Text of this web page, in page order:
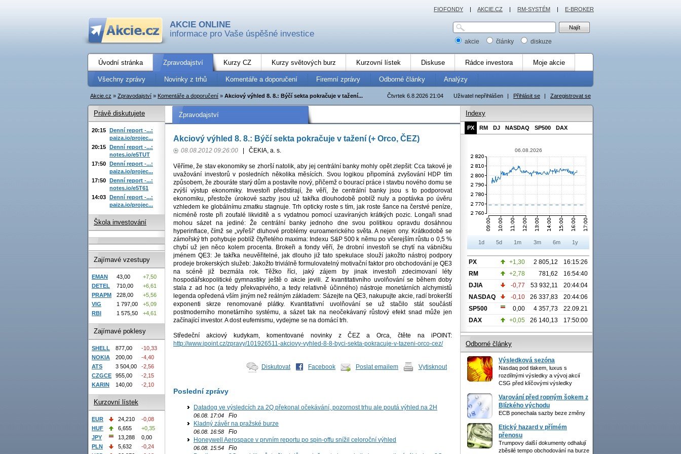
AKCIE ONLINE
informace pro Vaše úspěšné investice
akcie články diskuze
Úvodní stránka Zpravodajství Kurzy CZ Kurzy světových burz Kurzovní lístek Diskuse Rádce investora Moje akcie
Všechny zprávy Novinky z trhů Komentáře a doporučení Firemní zprávy Odborné články Analýzy
Uživatel nepřihlášen | Přihlásit se | Zaregistrovat se
Čtvrtek 6.8.2026 21:04
Akcie.cz » Zpravodajství » Komentáře a doporučení » Akciový výhled 8. 8.: Býčí sekta pokračuje v tažení...
Zpravodajství
Akciový výhled 8. 8.: Býčí sekta pokračuje v tažení (+ Orco, ČEZ)
08.08.2012 09:26:00 ČEKIA, a. s.
Věříme, že stav ekonomiky se zhorší natolik, aby jej centrální banky mohly opět zlepšit: Cca takové je
uvažování investorů v posledních několika měsících. Svou logikou připomíná zvyšování HDP tím
způsobem, že zbouráte starý dům a postavíte nový, přičemž o bourací práce i stavbu nového domu se
zvýší výstup ekonomiky. Investoři předstírají, že věří, že centrální banky jsou s to podporovat
ekonomiku, přestože úrokové sazby jsou už takřka dlouhodobě poblíž nuly a poptávka po úvěru
vzhledem ke globálnímu zmatku stagnuje. Trh opticky roste s tím, jak roste šance na čerstvé peníze,
nicméně roste při zoufalé likviditě a s vydatnou pomocí uzavíraných krátkých pozic. Longaři snad
mohou sázet na jediné: Že centrální banky jednoho dne svou politikou opravdu dosáhnou
hyperinflace, čímž se „vyřeší“ dluhové problémy euroamerického světa. A nejen ony. Krátkodobě se
zámořský trh pohybuje poblíž čtyřletého maxima: Indexu S&P 500 k němu po včerejším růstu o 0,5 %
chybí už jen něco kolem procenta. Brokeři a fondy věří, že drobní investoři se chytí na vábničku
jménem QE3: Je takřka neuvěřitelné, jak dlouho již tato spekulace slouží jakožto nástroj podpory
prodeje brokerských služeb: Jakožto triviálně formulovatelný motivační faktor pro obchodování je QE3
na scéně již bezmála rok. Těžko říci, jaký zájem by jinak investoři zdecimovaní léty
hospodářskopolitické gymnastiky ještě o akcie jevili. Z kvantitativního uvolňování se během doby
stala z ad hoc (a tedy překvapivého, a tedy relativně účinného) nástroje monetárních alchymistů
legenda opředená vším jiným než reálným základem: Sázejte na QE3, nakupujte akcie, radí brokerští
exponenti skrze renomované plátky. Kvantitativní uvolňování se už stačilo stát součástí
postmoderního monetárního systému, a sázet tak na neočekávaný růstový efekt snad může jen
začínající investor. A dost eufemismu, vydejme se na domácí trh.
Středeční akciový kudykam, komentované novinky z ČEZ a Orca, čtěte na iPOINT:
http://www.ipoint.cz/zpravy/101926511-akciovy-vyhled-8-8-byci-sekta-pokracuje-v-tazeni-orco-cez/
Diskutovat Facebook Poslat emailem Vytisknout
Poslední zprávy
Datadog ve výsledcích za 2Q překonal očekávání, pozornost trhu ale poutá výhled na 2H
06.08. 17:04 Fio
Kladný závěr na pražské burze
06.08. 16:58 Fio
Honeywell Aerospace v prvním reportu po spin-offu snížil celoroční výhled
06.08. 15:54 Fio
Právě diskutujete
20:15 Denní report -...:
paiza.io/projec...
20:15 Denní report -...:
notes.io/e5TUT
17:50 Denní report -...:
paiza.io/projec...
17:50 Denní report -...:
notes.io/e5T61
14:03 Denní report -...:
paiza.io/projec...
Škola investování
Zajímavé vzestupy
EMAN 43,00
+7,50
DETEL
710,00
+6,61
PRAPM
228,00
+5,56
VIG
1 797,00
+5,09
RBI
1 575,50 +4,61
Zajímavé poklesy
SHELL 877,00
-10,33
NOKIA
200,00
-4,40
ATS
3 504,00
-2,56
CZGCE
955,00
-2,15
KARIN
140,00 -2,10
Kurzovní lístek
EUR 24,210
-0,08
HUF
6,655
+0,35
JPY
13,288
0,00
PLN
5,632
-0,24
Indexy
PX RM DJ NASDAQ SP500 DAX
06.08.2026
1d 5d 1m 3m 6m 1y
PX +1,30 2 805,12
16:15:26
RM
+2,78 781,62
16:54:40
DJIA
-0,77 53 932,11
20:44:04
NASDAQ
-0,10 26 337,83
20:44:06
SP500
0,00 4 357,73
22.09.21
DAX
+0,05 26 140,13 17:50:00
Odborné články
Výsledková sezóna
Nasdaq pod tlakem, luxus s
rozdílnými výsledky a vývoj akcií
CSG před klíčovými výsledky
Varování před ropným šokem z
Blízkého východu
ECB ponechala sazby beze změny
Etický hazard v přímém
přenosu
Trumpovy další dokumenty odhalují
zběsilé tempo obchodování na burze
FIOFONDY | AKCIE.CZ | RM-SYSTÉM | E-BROKER